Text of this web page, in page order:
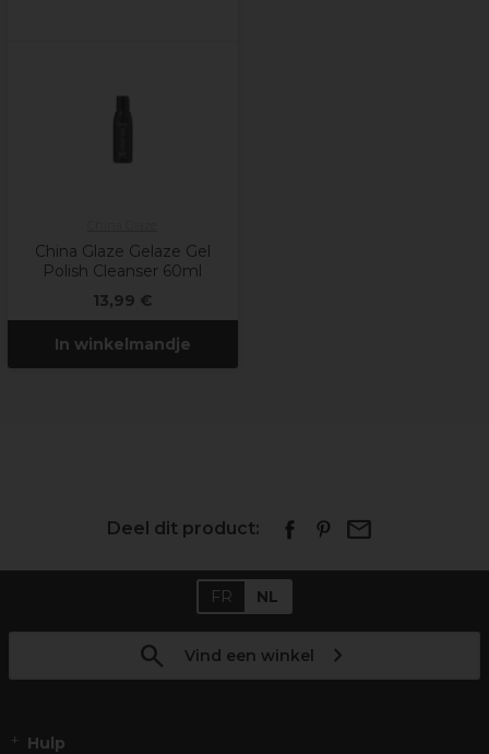
China Glaze Gelaze Gel
Polish Cleanser 60ml
13,99 €
In winkelmandje
Deel dit product:
FR NL
Vind een winkel
Hulp